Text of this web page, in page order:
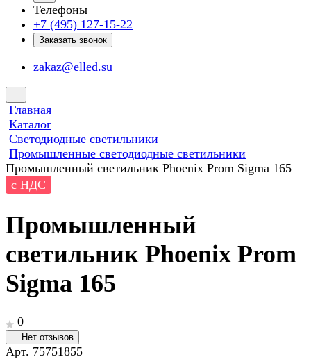
Телефоны
+7 (495) 127-15-22
Заказать звонок
zakaz@elled.su
Главная
Каталог
Светодиодные светильники
Промышленные светодиодные светильники
Промышленный светильник Phoenix Prom Sigma 165
с НДС
Промышленный
светильник Phoenix Prom
Sigma 165
0
Нет отзывов
Арт. 75751855